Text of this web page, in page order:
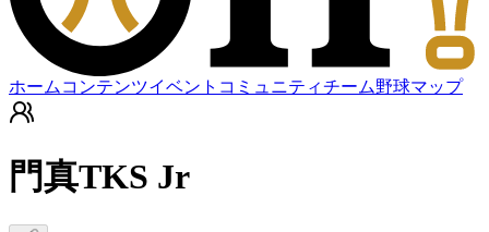
ホーム コンテンツイベント コミュニティチーム野球マップ
門真TKS Jr